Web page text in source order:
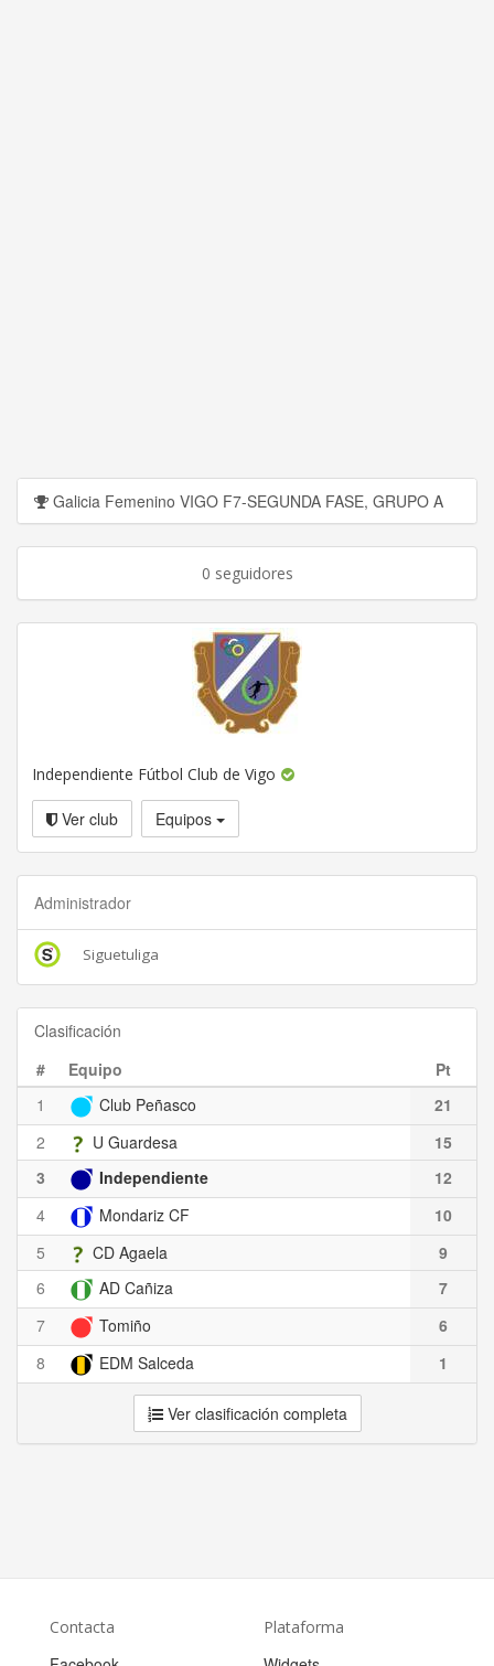
Galicia Femenino VIGO F7-SEGUNDA FASE, GRUPO A
0 seguidores
Independiente Fútbol Club de Vigo
Ver club Equipos
Administrador
Siguetuliga
Clasificación
#
Equipo
Pt
1
Club Peñasco
21
2
U Guardesa
15
3
Independiente
12
4
Mondariz CF
10
5
CD Agaela
9
6
AD Cañiza
7
7
Tomiño
6
8
EDM Salceda 1
Ver clasificación completa
Contacta Plataforma